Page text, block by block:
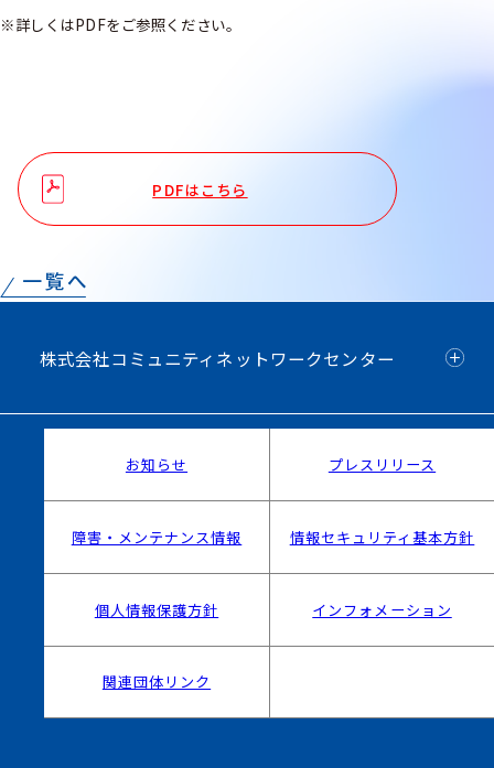
※詳しくはPDFをご参照ください。
PDFはこちら
株式会社コミュニティネットワークセンター
お知らせ プレスリリース
障害・メンテナンス情報 情報セキュリティ基本方針
個人情報保護方針 インフォメーション
関連団体リンク